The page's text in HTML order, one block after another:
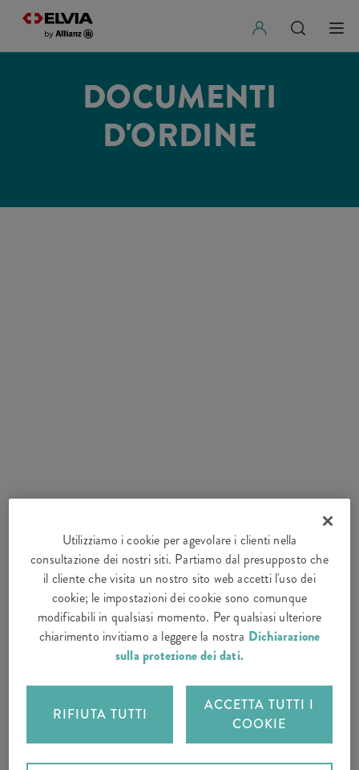
DOCUMENTI
D'ORDINE
Utilizziamo i cookie per agevolare i clienti nella
consultazione dei nostri siti. Partiamo dal presupposto che
il cliente che visita un nostro sito web accetti l'uso dei
cookie; le impostazioni dei cookie sono comunque
modificabili in qualsiasi momento. Per qualsiasi ulteriore
chiarimento invitiamo a leggere la nostra Dichiarazione
sulla protezione dei dati.
RIFIUTA TUTTI
ACCETTA TUTTI I
COOKIE